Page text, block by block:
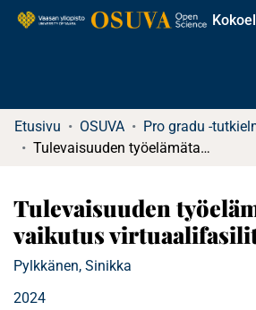
Etusivu OSUVA
Tulevaisuuden työelämätaitojen vaikutus virtuaalifasilitointiin
Tulevaisuuden
vaikutus
Pylkkänen, Sinikka
2024